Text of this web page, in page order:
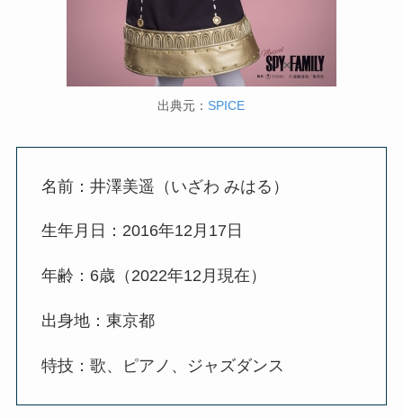
出典元： SPICE
名前：井澤美遥（いざわ みはる）
生年月日：2016年12月17日
年齢：6歳（2022年12月現在）
出身地：東京都
特技：歌、ピアノ、ジャズダンス